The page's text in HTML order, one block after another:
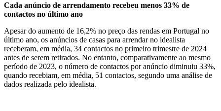
Cada anúncio de arrendamento recebeu menos 33% de
contactos no último ano
Apesar do aumento de 16,2% no preço das rendas em Portugal no
último ano, os anúncios de casas para arrendar no idealista
receberam, em média, 34 contactos no primeiro trimestre de 2024
antes de serem retirados. No entanto, comparativamente ao mesmo
período de 2023, o número de contactos por anúncio diminuiu 33%,
quando recebiam, em média, 51 contactos, segundo uma análise de
dados realizada pelo idealista.